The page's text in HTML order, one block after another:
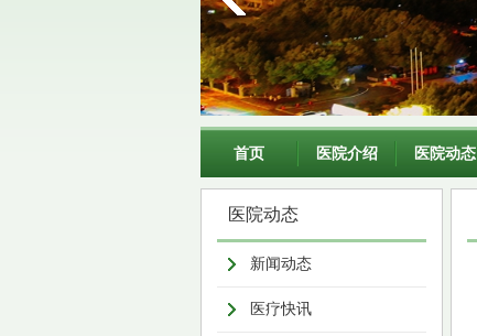
首页 医院介绍 医院动态
医院动态
新闻动态
医疗快讯